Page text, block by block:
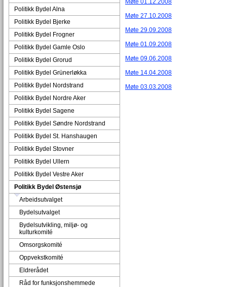
Politikk Bydel Alna
Politikk Bydel Bjerke
Politikk Bydel Frogner
Politikk Bydel Gamle Oslo
Politikk Bydel Grorud
Politikk Bydel Grünerløkka
Politikk Bydel Nordstrand
Politikk Bydel Nordre Aker
Politikk Bydel Sagene
Politikk Bydel Søndre Nordstrand
Politikk Bydel St. Hanshaugen
Politikk Bydel Stovner
Politikk Bydel Ullern
Politikk Bydel Vestre Aker
Politikk Bydel Østensjø
Arbeidsutvalget
Bydelsutvalget
Bydelsutvikling, miljø- og
kulturkomité
Omsorgskomité
Oppvekstkomité
Eldrerådet
Råd for funksjonshemmede
Møte 01.12.2008
Møte 27.10.2008
Møte 29.09.2008
Møte 01.09.2008
Møte 09.06.2008
Møte 14.04.2008
Møte 03.03.2008